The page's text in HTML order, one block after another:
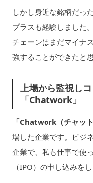
しかし身近な銘柄だっ
プラスも経験しました
チェーンはまだマイナ
強することができたと思
上場から監視し
「Chatwork」
「Chatwork（チャット
場した企業です。ビジ
企業で、私も仕事で使
（IPO）の申し込みをし